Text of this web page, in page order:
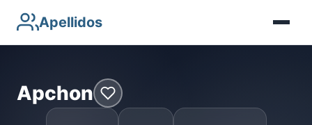
Apellidos
Apchon